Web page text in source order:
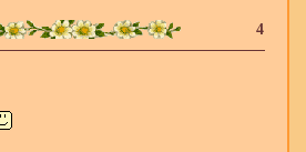
4